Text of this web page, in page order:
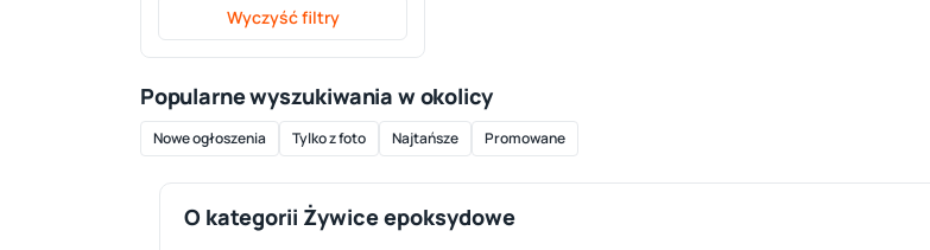
Wyczyść filtry
Popularne wyszukiwania w okolicy
Nowe ogłoszenia Tylko z foto Najtańsze Promowane
O kategorii Żywice epoksydowe